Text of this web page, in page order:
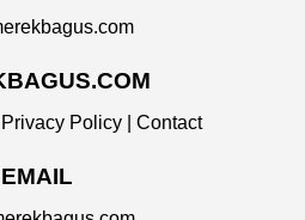
Privacy Policy Contact
EMAIL